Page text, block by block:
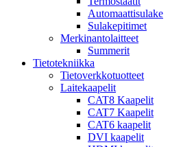
Automaattisulake
Sulakepitimet
Merkinantolaitteet
Summerit
Tietotekniikka
Tietoverkkotuotteet
Laitekaapelit
CAT8 Kaapelit
CAT7 Kaapelit
CAT6 kaapelit
DVI kaapelit